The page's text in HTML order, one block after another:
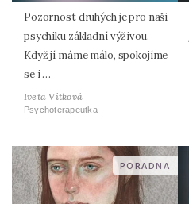
Pozornost druhých je pro naši
psychiku základní výživou.
Když jí máme málo, spokojíme
se i …
Iveta Vitková
Psychoterapeutka
PORADNA